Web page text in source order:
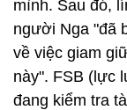
mình. Sau đó,
người Nga "đã
về việc giam
này". FSB (lực
đang kiểm tra